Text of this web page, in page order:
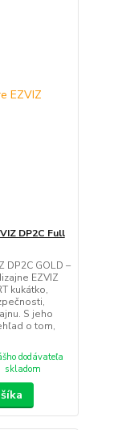
DP2C Full
DP2C GOLD –
EZVIZ
kukátko,
S jeho
o tom,
dodávateľa
skladom